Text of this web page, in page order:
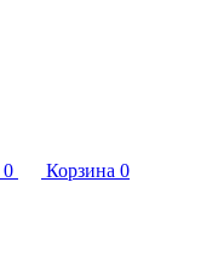
0 Корзина 0